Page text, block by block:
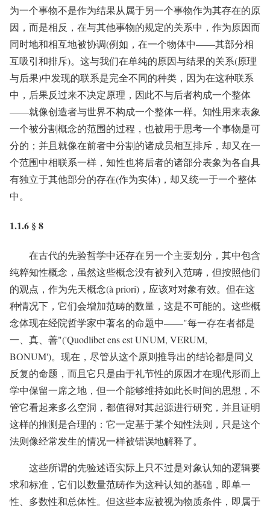
为一个事物不是作为结果从属于另一个事物作为其存在的原
因，而是相反，在与其他事物的规定的关系中，作为原因而
同时地和相互地被协调(例如，在一个物体中——其部分相
互吸引和排斥)。这与我们在单纯的原因与结果的关系(原理
与后果)中发现的联系是完全不同的种类，因为在这种联系
中，后果反过来不决定原理，因此不与后者构成一个整体
——就像创造者与世界不构成一个整体一样。知性用来表象
一个被分割概念的范围的过程，也被用于思考一个事物是可
分的；并且就像在前者中分割的诸成员相互排斥，却又在一
个范围中相联系一样，知性也将后者的诸部分表象为各自具
有独立于其他部分的存在(作为实体)，却又统一于一个整体
中。
1.1.6 § 8
在古代的先验哲学中还存在另一个主要划分，其中包含
纯粹知性概念，虽然这些概念没有被列入范畴，但按照他们
的观点，作为先天概念(à priori)，应该对对象有效。但在这
种情况下，它们会增加范畴的数量，这是不可能的。这些概
念体现在经院哲学家中著名的命题中——"每一存在者都是
一、真、善"('Quodlibet ens est UNUM, VERUM,
BONUM')。现在，尽管从这个原则推导出的结论都是同义
反复的命题，而且它只是由于礼节性的原因才在现代形而上
学中保留一席之地，但一个能够维持如此长时间的思想，不
管它看起来多么空洞，都值得对其起源进行研究，并且证明
这样的推测是合理的：它一定基于某个知性法则，只是这个
法则像经常发生的情况一样被错误地解释了。
这些所谓的先验述语实际上只不过是对象认知的逻辑要
求和标准，它们以数量范畴作为这种认知的基础，即单一
性、多数性和总体性。但这些本应被视为物质条件，即属于